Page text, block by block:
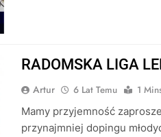
RADOMSKA LIGA
Artur 6 Lat Temu
1
Mamy przyjemność
przynajmniej dopingu